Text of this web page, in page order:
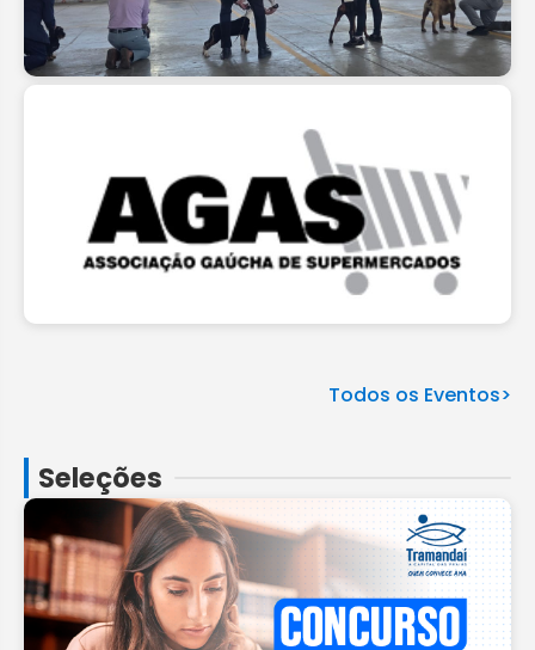
Todos os Eventos>
Seleções